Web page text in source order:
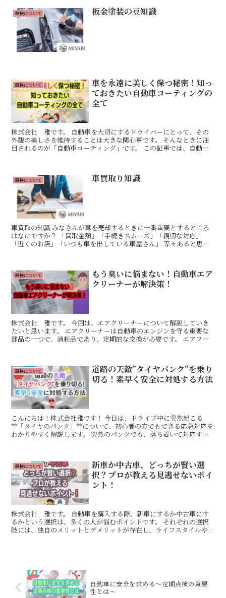
車検について 板金塗装の豆知識
車検について
車を永遠に美しく保つ秘密！知っ
ておきたい自動車コーティングの
全て
株式会社 雅です。 自動車を大切にするドライバーにとって、その
外観の美しさを維持することは大きな関心事です。 そんなときに注
目されるのが「自動車コーティング」です。 この記事では、自動車
車検について 車買取り知識
車買取の知識 みなさんが車を売却するときに一番重要とするところ
はなにですか？ 「買取金額」「手続きスムーズ」「親切な対応」
「近くのお店」「いつも車を出している車屋さん」 等々あると思い
車検について
もう臭いに悩まない！自動車エア
クリーナーが解決策！
株式会社 雅です。 今回は、エアクリーナーについて解説していき
たいと思います。 エアクリーナーは自動車のエンジンを守る重要な
部品の一つで、消耗品であり、定期的な交換が必要です。 エアフィ
車検について
道路の天敵”タイヤパンク”を乗り
切る！素早く安全に対処する方法
こんにちは！株式会社雅です！ 今日は、ドライブ中に突然起こる
**「タイヤのパンク」**について、初心者の方でもできる応急対応を
わかりやすく解説します。 突然のパンクでも、落ち着いて対応すれ
車検について
新車か中古車、どっちが賢い選
択？プロが教える見逃せないポイ
ント！
株式会社 雅です。 自動車を購入する際、新車にするか中古車にす
るかという選択は、多くの人が悩むポイントです。 それぞれの選択
肢には、独自のメリットとデメリットが存在し、ライフスタイルや予
自動車に安全を求める〜定期点検の重要
性とは〜